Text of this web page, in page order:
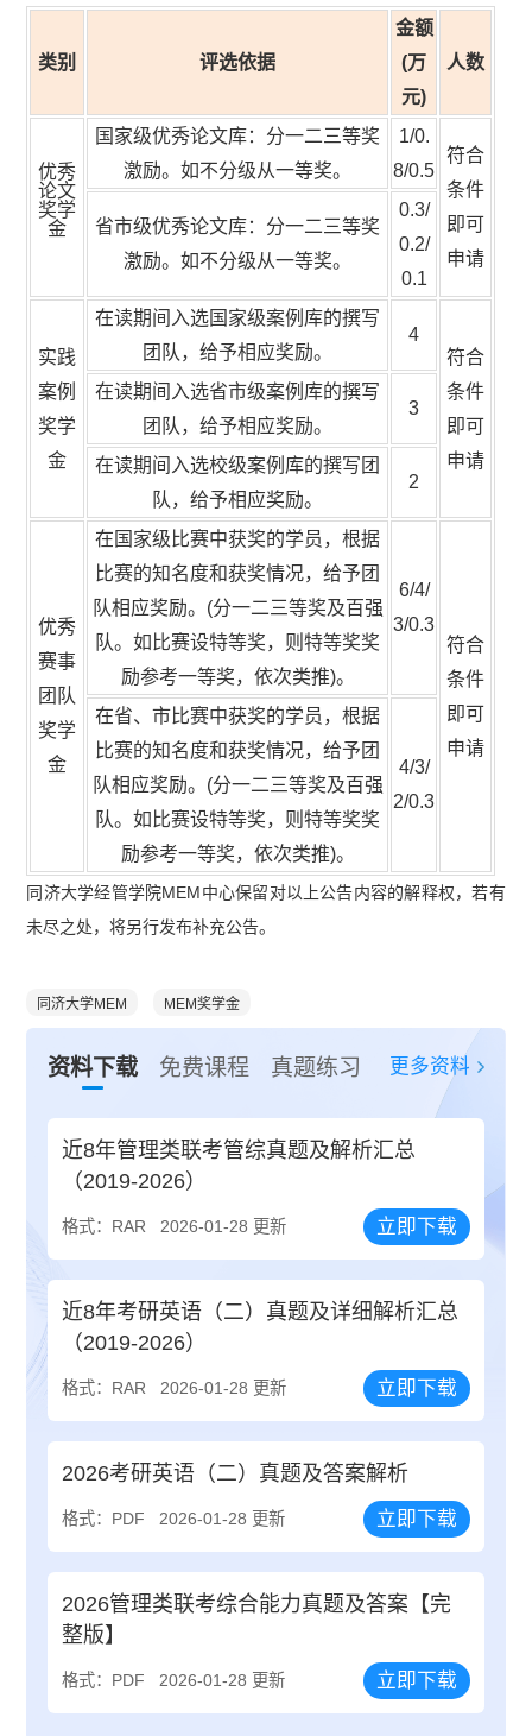
类别 评选依据
金额
(万
元)
人数
优秀
论文
奖学
金
国家级优秀论文库：分一二三等奖
激励。如不分级从一等奖。
1/0.
8/0.5
符合
条件
即可
申请
省市级优秀论文库：分一二三等奖
激励。如不分级从一等奖。
0.3/
0.2/
0.1
实践
案例
奖学
金
在读期间入选国家级案例库的撰写
团队，给予相应奖励。
4
符合
条件
即可
申请
在读期间入选省市级案例库的撰写
团队，给予相应奖励。
3
在读期间入选校级案例库的撰写团
队，给予相应奖励。
2
优秀
赛事
团队
奖学
金
在国家级比赛中获奖的学员，根据
比赛的知名度和获奖情况，给予团
队相应奖励。(分一二三等奖及百强
队。如比赛设特等奖，则特等奖奖
励参考一等奖，依次类推)。
6/4/
3/0.3
符合
条件
即可
申请
在省、市比赛中获奖的学员，根据
比赛的知名度和获奖情况，给予团
队相应奖励。(分一二三等奖及百强
队。如比赛设特等奖，则特等奖奖
励参考一等奖，依次类推)。
4/3/
2/0.3
同济大学经管学院MEM中心保留对以上公告内容的解释权，若有
未尽之处，将另行发布补充公告。
同济大学MEM MEM奖学金
资料下载 免费课程 真题练习 更多资料
近8年管理类联考管综真题及解析汇总
（2019-2026）
格式：RAR 2026-01-28 更新 立即下载
近8年考研英语（二）真题及详细解析汇总
（2019-2026）
格式：RAR 2026-01-28 更新 立即下载
2026考研英语（二）真题及答案解析
格式：PDF 2026-01-28 更新 立即下载
2026管理类联考综合能力真题及答案【完
整版】
格式：PDF 2026-01-28 更新 立即下载